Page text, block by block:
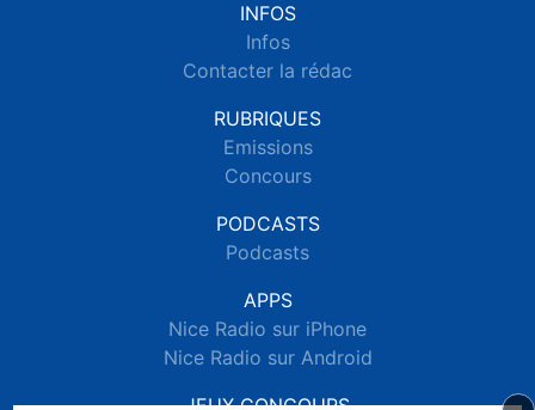
INFOS
Infos
Contacter la rédac
RUBRIQUES
Emissions
Concours
PODCASTS
Podcasts
APPS
Nice Radio sur iPhone
Nice Radio sur Android
JEUX CONCOURS